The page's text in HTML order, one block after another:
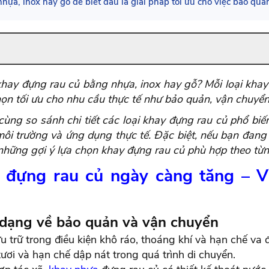
đựng rau củ bằng nhựa, inox hay gỗ? Mỗi loại
tối ưu cho nhu cầu thực tế như bảo quản, vận
so sánh chi tiết các loại khay đựng rau củ phổ
trường và ứng dụng thực tế. Đặc biệt, nếu bạn
gợi ý lựa chọn khay đựng rau củ phù hợp theo
rau củ ngày càng tăng –
về bảo quản và vận chuyển
trữ trong điều kiện khô ráo, thoáng khí và hạn chế va
và hạn chế dập nát trong quá trình di chuyển.